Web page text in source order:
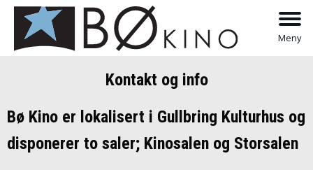
Meny
Kontakt og info
Bø Kino er lokalisert i Gullbring Kulturhus og
disponerer to saler; Kinosalen og Storsalen